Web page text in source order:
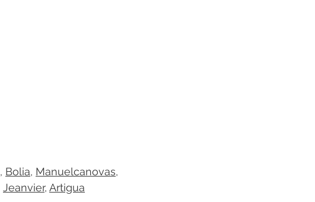
, Bolia, Manuelcanovas,
Jeanvier, Artigua